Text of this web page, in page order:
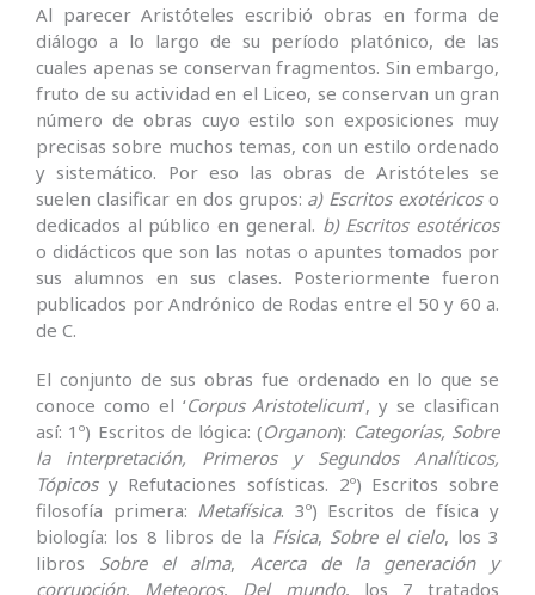
Al parecer Aristóteles escribió obras en forma de
diálogo a lo largo de su período platónico, de las
cuales apenas se conservan fragmentos. Sin embargo,
fruto de su actividad en el Liceo, se conservan un gran
número de obras cuyo estilo son exposiciones muy
precisas sobre muchos temas, con un estilo ordenado
y sistemático. Por eso las obras de Aristóteles se
suelen clasificar en dos grupos: a) Escritos exotéricoso
dedicados al público en general. b) Escritos esotéricos
o didácticos que son las notas o apuntes tomados por
sus alumnos en sus clases. Posteriormente fueron
publicados por Andrónico de Rodas entre el 50 y 60 a.
de C.
El conjunto de sus obras fue ordenado en lo que se
conoce como el ‘Corpus Aristotelicum’, y se clasifican
así: 1º) Escritos de lógica: (Organon): Categorías, Sobre
la interpretación, Primeros y Segundos Analíticos,
Tópicosy Refutaciones sofísticas. 2º) Escritos sobre
filosofía primera: Metafísica. 3º) Escritos de física y
biología: los 8 libros de la Física, Sobre el cielo, los 3
libros Sobre el alma, Acerca de la generación y
corrupción, Meteoros, Del mundo, los 7 tratados